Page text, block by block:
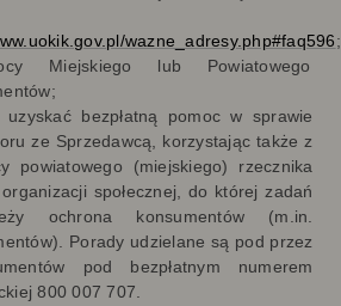
wazne_adresy.php#faq596;
Miejskiego lub Powiatowego
uzyskać bezpłatną pomoc w sprawie
ze Sprzedawcą, korzystając także z
powiatowego (miejskiego) rzecznika
społecznej, do której zadań
ochrona konsumentów (m.in.
Porady udzielane są pod przez
pod bezpłatnym numerem
800 007 707.